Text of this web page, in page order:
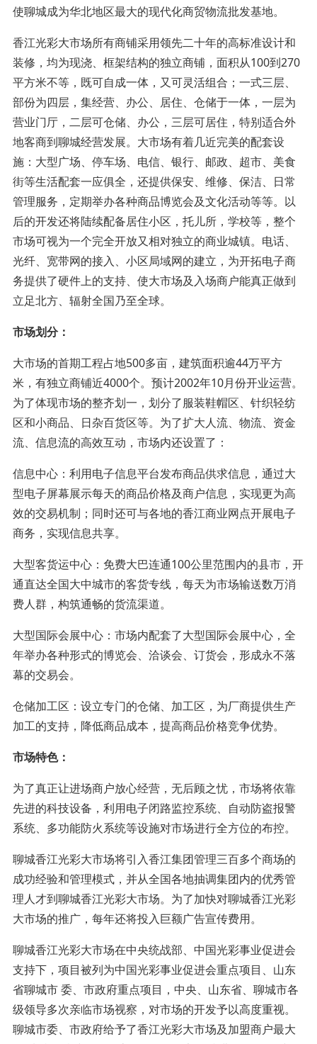
使聊城成为华北地区最大的现代化商贸物流批发基地。
香江光彩大市场所有商铺采用领先二十年的高标准设计和
装修，均为现浇、框架结构的独立商铺，面积从100到270
平方米不等，既可自成一体，又可灵活组合；一式三层、
部份为四层，集经营、办公、居住、仓储于一体，一层为
营业门厅，二层可仓储、办公，三层可居住，特别适合外
地客商到聊城经营发展。大市场有着几近完美的配套设
施：大型广场、停车场、电信、银行、邮政、超市、美食
街等生活配套一应俱全，还提供保安、维修、保洁、日常
管理服务，定期举办各种商品博览会及文化活动等等。以
后的开发还将陆续配备居住小区，托儿所，学校等，整个
市场可视为一个完全开放又相对独立的商业城镇。电话、
光纤、宽带网的接入、小区局域网的建立，为开拓电子商
务提供了硬件上的支持、使大市场及入场商户能真正做到
立足北方、辐射全国乃至全球。
市场划分：
大市场的首期工程占地500多亩，建筑面积逾44万平方
米，有独立商铺近4000个。预计2002年10月份开业运营。
为了体现市场的整齐划一，划分了服装鞋帽区、针织轻纺
区和小商品、日杂百货区等。为了扩大人流、物流、资金
流、信息流的高效互动，市场内还设置了：
信息中心：利用电子信息平台发布商品供求信息，通过大
型电子屏幕展示每天的商品价格及商户信息，实现更为高
效的交易机制；同时还可与各地的香江商业网点开展电子
商务，实现信息共享。
大型客货运中心：免费大巴连通100公里范围内的县市，开
通直达全国大中城市的客货专线，每天为市场输送数万消
费人群，构筑通畅的货流渠道。
大型国际会展中心：市场内配套了大型国际会展中心，全
年举办各种形式的博览会、洽谈会、订货会，形成永不落
幕的交易会。
仓储加工区：设立专门的仓储、加工区，为厂商提供生产
加工的支持，降低商品成本，提高商品价格竞争优势。
市场特色：
为了真正让进场商户放心经营，无后顾之忧，市场将依靠
先进的科技设备，利用电子闭路监控系统、自动防盗报警
系统、多功能防火系统等设施对市场进行全方位的布控。
聊城香江光彩大市场将引入香江集团管理三百多个商场的
成功经验和管理模式，并从全国各地抽调集团内的优秀管
理人才到聊城香江光彩大市场。为了加快对聊城香江光彩
大市场的推广，每年还将投入巨额广告宣传费用。
聊城香江光彩大市场在中央统战部、中国光彩事业促进会
支持下，项目被列为中国光彩事业促进会重点项目、山东
省聊城市 委、市政府重点项目，中央、山东省、聊城市各
级领导多次亲临市场视察，对市场的开发予以高度重视。
聊城市委、市政府给予了香江光彩大市场及加盟商户最大